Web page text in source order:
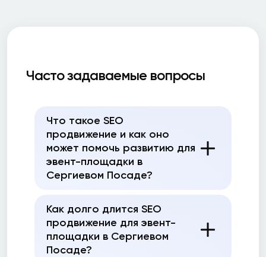
Часто задаваемые вопросы
Что такое SEO
продвижение и как оно
может помочь развитию для
эвент-площадки в
Сергиевом Посаде?
Как долго длится SEO
продвижение для эвент-
площадки в Сергиевом
Посаде?